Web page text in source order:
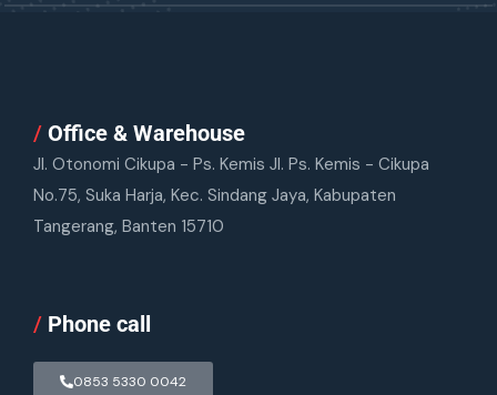
/ Office & Warehouse
Jl. Otonomi Cikupa - Ps. Kemis Jl. Ps. Kemis - Cikupa
No.75, Suka Harja, Kec. Sindang Jaya, Kabupaten
Tangerang, Banten 15710
/ Phone call
0853 5330 0042